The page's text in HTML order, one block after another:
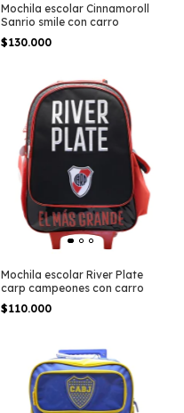
Mochila escolar Cinnamoroll
Sanrio smile con carro
$130.000
Mochila escolar River Plate
carp campeones con carro
$110.000